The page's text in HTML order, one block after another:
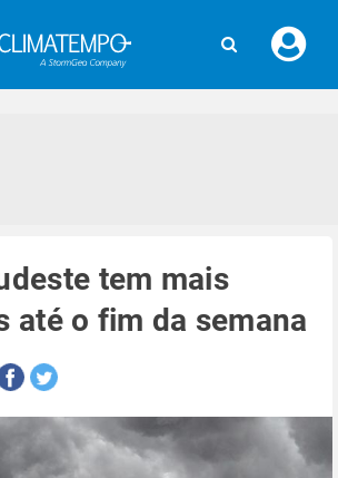
seu
tem mais
até o fim da semana